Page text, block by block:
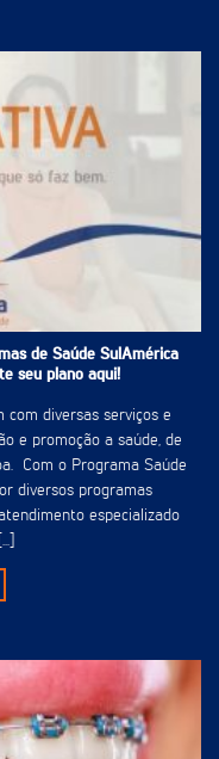
de Saúde SulAmérica
seu plano aqui!
com diversas serviços e
e promoção a saúde, de
Com o Programa Saúde
diversos programas
especializado